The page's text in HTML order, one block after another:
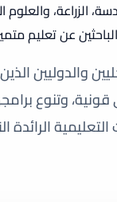
والعلوم
عن تعليم
والدوليين
وتنوع
الرائدة